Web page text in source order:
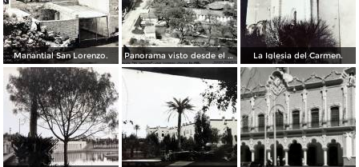
Manantial San Lorenzo. Panorama visto desde el cerrito. La Iglesia del Carmen.